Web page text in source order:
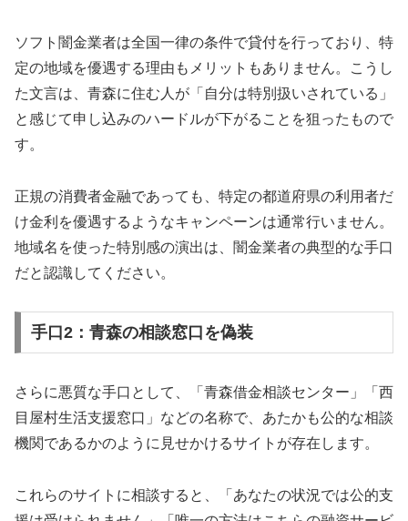
ソフト闇金業者は全国一律の条件で貸付を行っており、特
定の地域を優遇する理由もメリットもありません。こうし
た文言は、青森に住む人が「自分は特別扱いされている」
と感じて申し込みのハードルが下がることを狙ったもので
す。
正規の消費者金融であっても、特定の都道府県の利用者だ
け金利を優遇するようなキャンペーンは通常行いません。
地域名を使った特別感の演出は、闇金業者の典型的な手口
だと認識してください。
手口2：青森の相談窓口を偽装
さらに悪質な手口として、「青森借金相談センター」「西
目屋村生活支援窓口」などの名称で、あたかも公的な相談
機関であるかのように見せかけるサイトが存在します。
これらのサイトに相談すると、「あなたの状況では公的支